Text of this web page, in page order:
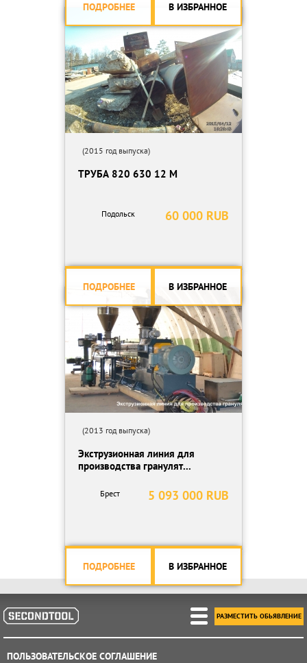
ПОДРОБНЕЕ В ИЗБРАННОЕ
(2015 год выпуска)
ТРУБА 820 630 12 М
60 000 RUB
Подольск
ПОДРОБНЕЕ В ИЗБРАННОЕ
(2013 год выпуска)
Экструзионная линия для
производства гранулят...
5 093 000 RUB
Брест
ПОДРОБНЕЕ В ИЗБРАННОЕ
ПОЛЬЗОВАТЕЛЬСКОЕ СОГЛАШЕНИЕ
РАЗМЕСТИТЬ ОБЬЯВЛЕНИЕ